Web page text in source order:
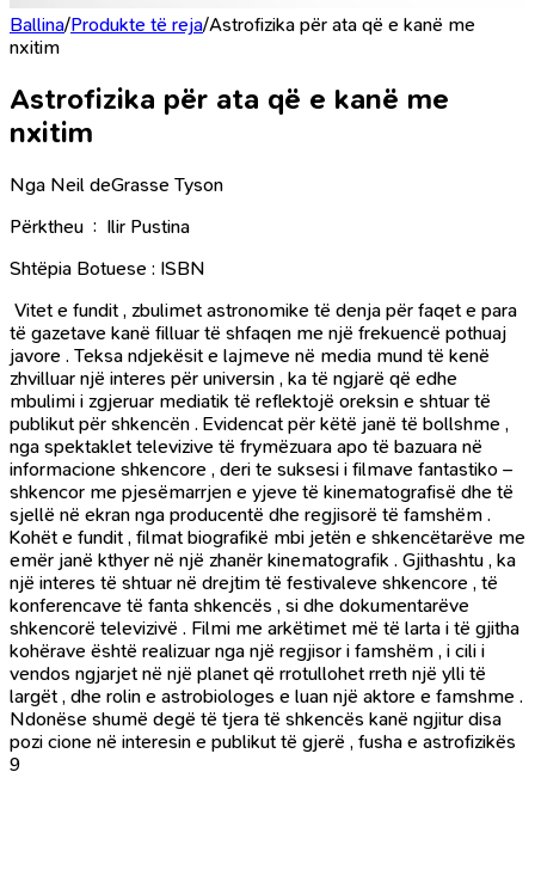
Ballina/Produkte të reja/Astrofizika për ata që e kanë me
nxitim
Astrofizika për ata që e kanë me
nxitim
Nga Neil deGrasse Tyson
Përktheu : Ilir Pustina
Shtëpia Botuese : ISBN
Vitet e fundit , zbulimet astronomike të denja për faqet e para
të gazetave kanë filluar të shfaqen me një frekuencë pothuaj
javore . Teksa ndjekësit e lajmeve në media mund të kenë
zhvilluar një interes për universin , ka të ngjarë që edhe
mbulimi i zgjeruar mediatik të reflektojë oreksin e shtuar të
publikut për shkencën . Evidencat për këtë janë të bollshme ,
nga spektaklet televizive të frymëzuara apo të bazuara në
informacione shkencore , deri te suksesi i filmave fantastiko –
shkencor me pjesëmarrjen e yjeve të kinematografisë dhe të
sjellë në ekran nga producentë dhe regjisorë të famshëm .
Kohët e fundit , filmat biografikë mbi jetën e shkencëtarëve me
emër janë kthyer në një zhanër kinematografik . Gjithashtu , ka
një interes të shtuar në drejtim të festivaleve shkencore , të
konferencave të fanta shkencës , si dhe dokumentarëve
shkencorë televizivë . Filmi me arkëtimet më të larta i të gjitha
kohërave është realizuar nga një regjisor i famshëm , i cili i
vendos ngjarjet në një planet që rrotullohet rreth një ylli të
largët , dhe rolin e astrobiologes e luan një aktore e famshme .
Ndonëse shumë degë të tjera të shkencës kanë ngjitur disa
pozi cione në interesin e publikut të gjerë , fusha e astrofizikës
9